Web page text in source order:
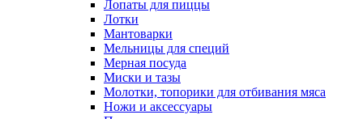
Лотки
Мантоварки
Мельницы для специй
Мерная посуда
Миски и тазы
Молотки, топорики для отбивания мяса
Ножи и аксессуары
Половники, шумовки, черпаки